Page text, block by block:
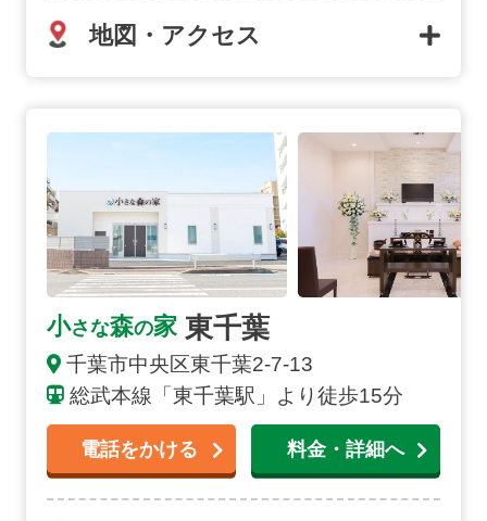
地図・アクセス
小さな森の家 東千葉
千葉市中央区東千葉2-7-13
総武本線「東千葉駅」より徒歩15分
電話をかける 料金・詳細へ